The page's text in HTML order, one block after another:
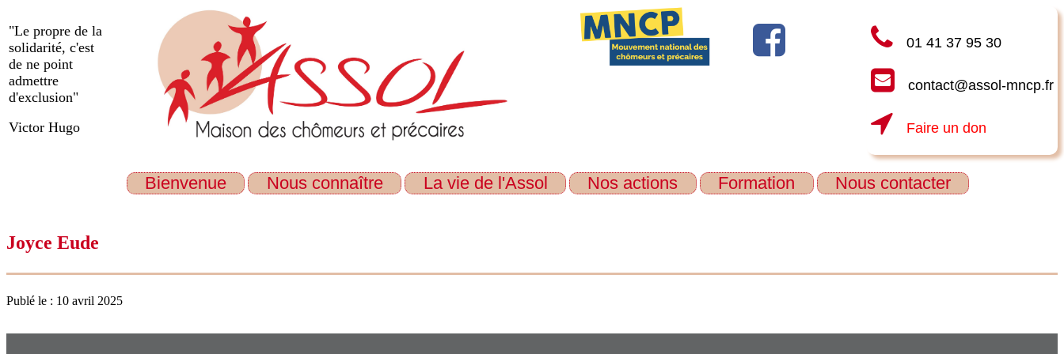
"Le propre de la
solidarité, c'est
de ne point
admettre
d'exclusion"
Victor Hugo
01 41 37 95 30
contact@assol-mncp.fr
Faire un don
Bienvenue Nous connaître La vie de l'Assol Nos actions Formation Nous contacter
Joyce Eude
Publé le : 10 avril 2025